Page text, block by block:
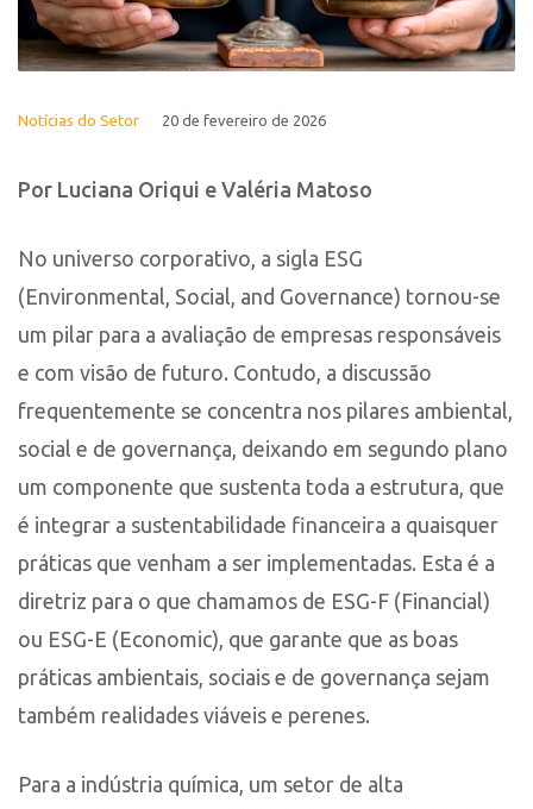
Notícias do Setor 20 de fevereiro de 2026
Por Luciana Oriqui e Valéria Matoso
No universo corporativo, a sigla ESG
(Environmental, Social, and Governance) tornou-se
um pilar para a avaliação de empresas responsáveis
e com visão de futuro. Contudo, a discussão
frequentemente se concentra nos pilares ambiental,
social e de governança, deixando em segundo plano
um componente que sustenta toda a estrutura, que
é integrar a sustentabilidade financeira a quaisquer
práticas que venham a ser implementadas. Esta é a
diretriz para o que chamamos de ESG-F (Financial)
ou ESG-E (Economic), que garante que as boas
práticas ambientais, sociais e de governança sejam
também realidades viáveis e perenes.
Para a indústria química, um setor de alta